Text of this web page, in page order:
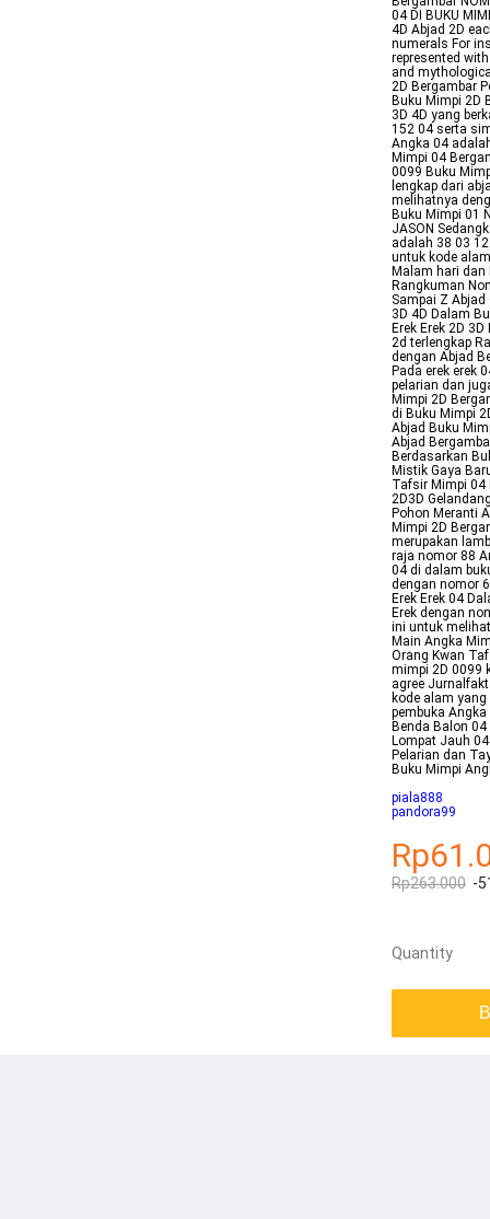
04 DI BUKU
4D Abjad 2D
numerals For
represented
and
2D Bergambar
Buku Mimpi 2D
3D 4D yang
152 04 serta
Angka 04
Mimpi 04
0099 Buku
lengkap dari
melihatnya
Buku Mimpi 01
JASON
adalah 38 03
untuk kode
Malam hari dan
Rangkuman
Sampai Z
3D 4D Dalam
Erek Erek 2D
2d terlengkap
dengan Abjad
Pada erek erek
pelarian dan
Mimpi 2D
di Buku Mimpi
Abjad Buku
Abjad
Berdasarkan
Mistik Gaya
Tafsir Mimpi 04
2D3D
Pohon Meranti
Mimpi 2D
merupakan
raja nomor 88
04 di dalam
dengan nomor
Erek Erek 04
Erek dengan
ini untuk
Main Angka
Orang Kwan
mimpi 2D 0099
agree
kode alam
pembuka
Benda Balon
Lompat Jauh
Pelarian dan
Buku Mimpi
piala888
pandora99
Rp263.000 -
Quantity